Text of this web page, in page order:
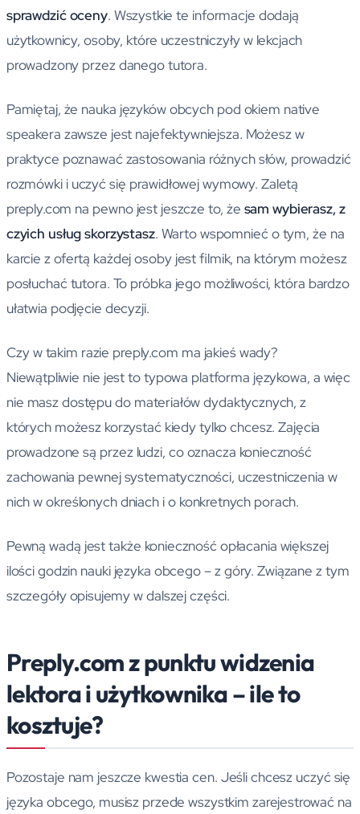
sprawdzić oceny. Wszystkie te informacje dodają
użytkownicy, osoby, które uczestniczyły w lekcjach
prowadzony przez danego tutora.
Pamiętaj, że nauka języków obcych pod okiem native
speakera zawsze jest najefektywniejsza. Możesz w
praktyce poznawać zastosowania różnych słów, prowadzić
rozmówki i uczyć się prawidłowej wymowy. Zaletą
preply.com na pewno jest jeszcze to, że sam wybierasz, z
czyich usług skorzystasz. Warto wspomnieć o tym, że na
karcie z ofertą każdej osoby jest filmik, na którym możesz
posłuchać tutora. To próbka jego możliwości, która bardzo
ułatwia podjęcie decyzji.
Czy w takim razie preply.com ma jakieś wady?
Niewątpliwie nie jest to typowa platforma językowa, a więc
nie masz dostępu do materiałów dydaktycznych, z
których możesz korzystać kiedy tylko chcesz. Zajęcia
prowadzone są przez ludzi, co oznacza konieczność
zachowania pewnej systematyczności, uczestniczenia w
nich w określonych dniach i o konkretnych porach.
Pewną wadą jest także konieczność opłacania większej
ilości godzin nauki języka obcego – z góry. Związane z tym
szczegóły opisujemy w dalszej części.
Preply.com z punktu widzenia
lektora i użytkownika – ile to
kosztuje?
Pozostaje nam jeszcze kwestia cen. Jeśli chcesz uczyć się
języka obcego, musisz przede wszystkim zarejestrować na